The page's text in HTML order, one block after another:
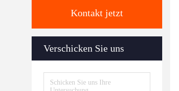
Kontakt jetzt
Verschicken Sie uns